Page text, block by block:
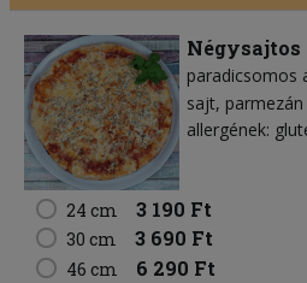
Négysajtos
paradicsomos
sajt
allergének:
24 cm 3 190 Ft
30 cm 3 690 Ft
46 cm 6 290 Ft